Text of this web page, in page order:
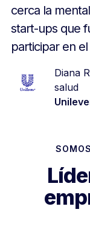
cerca la
start-ups que
participar en
Diana
salud